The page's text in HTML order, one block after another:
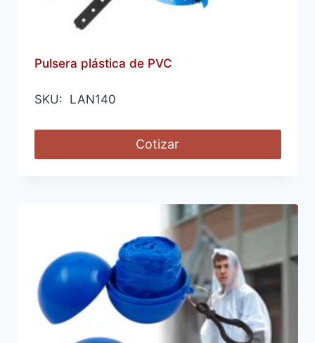
Pulsera plástica de PVC
SKU: LAN140
Cotizar